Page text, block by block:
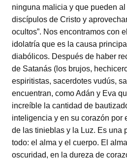
ninguna malicia y que pueden
discípulos de Cristo y
ocultos”. Nos encontramos con
idolatría que es la causa
diabólicos. Después de haber
de Satanás (los brujos,
espiritistas, sacerdotes vudús,
encuentran, como Adán y Eva
increíble la cantidad de
inteligencia y en su corazón por
de las tinieblas y la Luz. Es una
todo: el alma y el cuerpo. El
oscuridad, en la dureza de